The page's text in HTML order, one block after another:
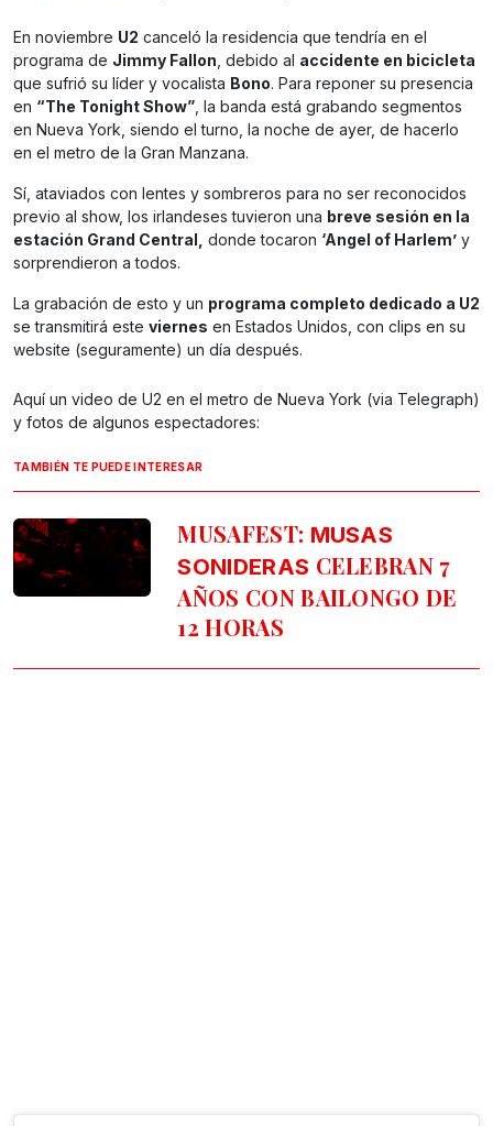
En noviembre U2 canceló la residencia que tendría en el
programa de Jimmy Fallon, debido al accidente en bicicleta
que sufrió su líder y vocalista Bono. Para reponer su presencia
en “The Tonight Show”, la banda está grabando segmentos
en Nueva York, siendo el turno, la noche de ayer, de hacerlo
en el metro de la Gran Manzana.
Sí, ataviados con lentes y sombreros para no ser reconocidos
previo al show, los irlandeses tuvieron una breve sesión en la
estación Grand Central, donde tocaron ‘Angel of Harlem’ y
sorprendieron a todos.
La grabación de esto y un programa completo dedicado a U2
se transmitirá este viernes en Estados Unidos, con clips en su
website (seguramente) un día después.
Aquí un video de U2 en el metro de Nueva York (via Telegraph)
y fotos de algunos espectadores:
TAMBIÉN TE PUEDE INTERESAR
MUSAFEST: MUSAS
SONIDERAS CELEBRAN 7
AÑOS CON BAILONGO DE
12 HORAS